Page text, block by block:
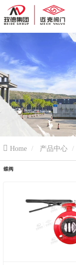
Home 产品中心
蝶阀